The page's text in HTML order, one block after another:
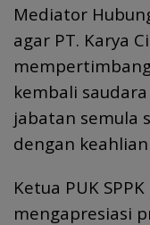
Mediator
agar PT. Karya
kembali
jabatan semula
dengan
Ketua PUK
mengapresiasi